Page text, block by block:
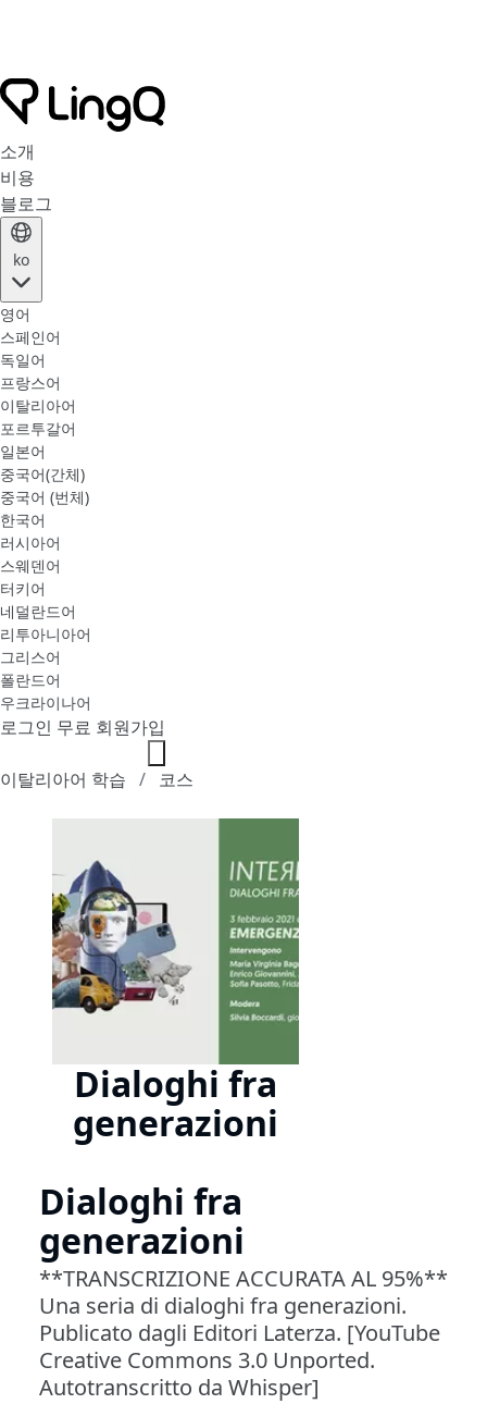
소개
비용
블로그
ko
영어
스페인어
독일어
프랑스어
이탈리아어
포르투갈어
일본어
중국어(간체)
중국어 (번체)
한국어
러시아어
스웨덴어
터키어
네덜란드어
리투아니아어
그리스어
폴란드어
우크라이나어
로그인 무료 회원가입
이탈리아어 학습 코스
Dialoghi fra
generazioni
Dialoghi fra
generazioni
**TRANSCRIZIONE ACCURATA AL 95%**
Una seria di dialoghi fra generazioni.
Publicato dagli Editori Laterza. [YouTube
Creative Commons 3.0 Unported.
Autotranscritto da Whisper]